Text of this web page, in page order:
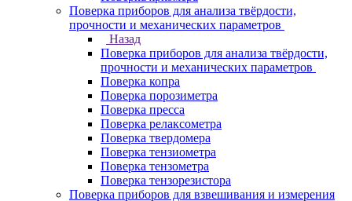
Поверка приборов для анализа твёрдости,
прочности и механических параметров
Назад
Поверка приборов для анализа твёрдости,
прочности и механических параметров
Поверка копра
Поверка порозиметра
Поверка пресса
Поверка релаксометра
Поверка твердомера
Поверка тензиометра
Поверка тензометра
Поверка тензорезистора
Поверка приборов для взвешивания и измерения